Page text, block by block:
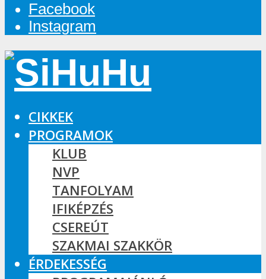
Facebook
Instagram
CIKKEK
PROGRAMOK
KLUB
NVP
TANFOLYAM
IFIKÉPZÉS
CSEREÚT
SZAKMAI SZAKKÖR
ÉRDEKESSÉG